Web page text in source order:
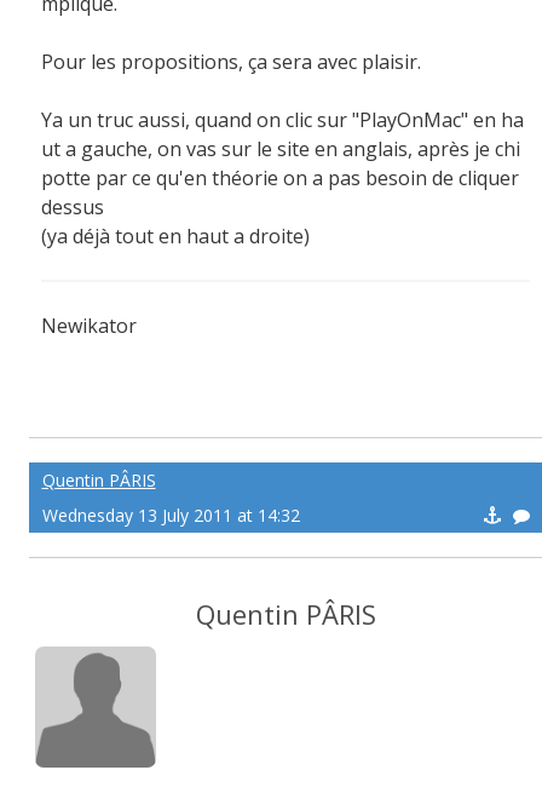
Pour les propositions, ça sera avec plaisir.
Ya un truc aussi, quand on clic sur "PlayOnMac" en ha
ut a gauche, on vas sur le site en anglais, après je chi
potte par ce qu'en théorie on a pas besoin de cliquer
dessus
(ya déjà tout en haut a droite)
Newikator
http://newikator.labrute.com
Quentin PÂRIS
Wednesday 13 July 2011 at 14:32
Quentin PÂRIS